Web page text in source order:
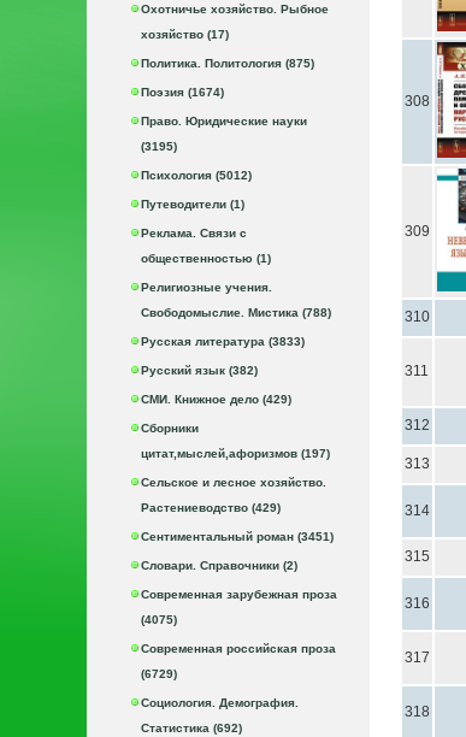
Охотничье хозяйство. Рыбное
хозяйство (17)
Политика. Политология (875)
Поэзия (1674)
Право. Юридические науки
(3195)
Психология (5012)
Путеводители (1)
Реклама. Связи с
общественностью (1)
Религиозные учения.
Свободомыслие. Мистика (788)
Русская литература (3833)
Русский язык (382)
СМИ. Книжное дело (429)
Сборники
цитат,мыслей,афоризмов (197)
Сельское и лесное хозяйство.
Растениеводство (429)
Сентиментальный роман (3451)
Словари. Справочники (2)
Современная зарубежная проза
(4075)
Современная российская проза
(6729)
Социология. Демография.
Статистика (692)
308
309
310
311
312
313
314
315
316
317
318